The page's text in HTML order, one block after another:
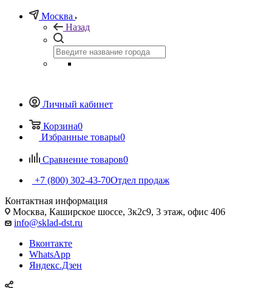
Москва
Назад
Личный кабинет
Корзина0
Избранные товары0
Сравнение товаров0
+7 (800) 302-43-70Отдел продаж
Контактная информация
Москва, Каширское шоссе, 3к2с9, 3 этаж, офис 406
info@sklad-dst.ru
Вконтакте
WhatsApp
Яндекс.Дзен